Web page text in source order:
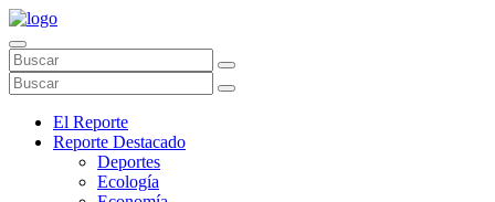
El Reporte
Reporte Destacado
Deportes
Ecología